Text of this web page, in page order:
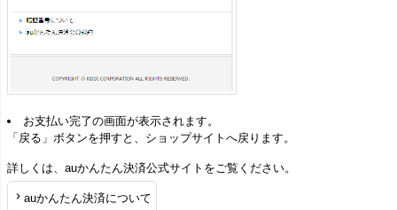
お支払い完了の画面が表示されます。
「戻る」ボタンを押すと、ショップサイトへ戻ります。
詳しくは、auかんたん決済公式サイトをご覧ください。
auかんたん決済について